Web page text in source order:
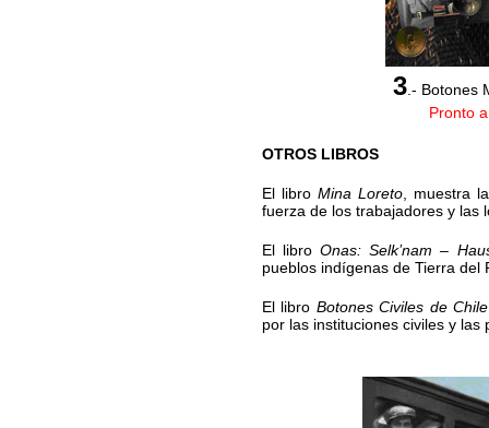
3.- Botones
Pronto
OTROS LIBROS
El libroMina Loreto , muestra
fuerza de los trabajadores y las
El libroOnas: Selk’nam –
pueblos indígenas de Tierra del
El libro Botones Civiles de Chile
por las instituciones civiles y